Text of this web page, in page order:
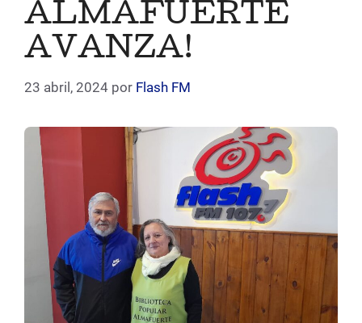
ALMAFUERTE
AVANZA!
23 abril, 2024 por Flash FM